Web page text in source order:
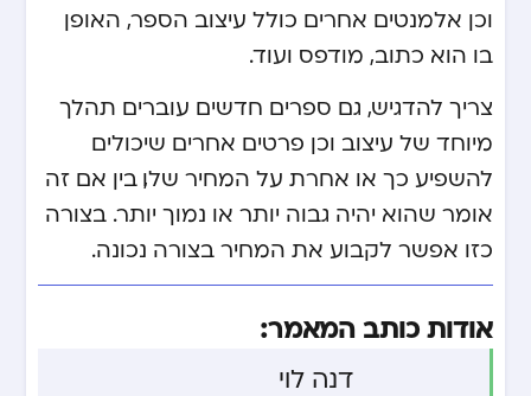
וכן אלמנטים אחרים כולל עיצוב הספר, האופן
בו הוא כתוב, מודפס ועוד.
צריך להדגיש, גם ספרים חדשים עוברים תהלך
מיוחד של עיצוב וכן פרטים אחרים שיכולים
להשפיע כך או אחרת על המחיר שלו, בין אם זה
אומר שהוא יהיה גבוה יותר או נמוך יותר. בצורה
כזו אפשר לקבוע את המחיר בצורה נכונה.
אודות כותב המאמר:
דנה לוי